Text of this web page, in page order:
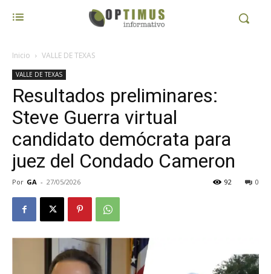
Inicio VALLE DE TEXAS
VALLE DE TEXAS
Resultados preliminares:
Steve Guerra virtual
candidato demócrata para
juez del Condado Cameron
Por GA - 27/05/2026 0
92